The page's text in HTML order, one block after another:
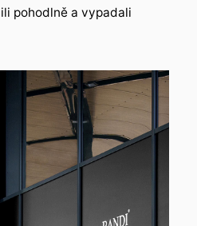
pohodlně a vypadali